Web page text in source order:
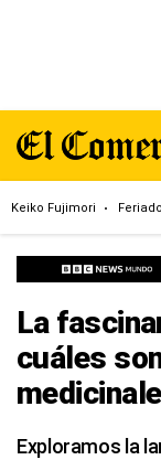
Keiko Fujimori
La
cuáles
Exploramos la